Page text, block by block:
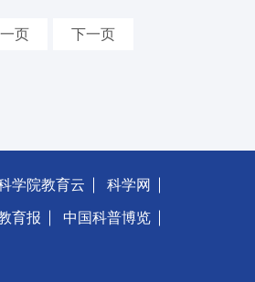
一页 下一页
学院教育云 科学网
育报 中国科普博览